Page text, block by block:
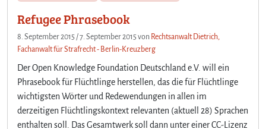
Refugee Phrasebook
8. September 2015 /7. September 2015von Rechtsanwalt Dietrich,
Fachanwalt für Strafrecht - Berlin-Kreuzberg
Der Open Knowledge Foundation Deutschland e.V. will ein
Phrasebook für Flüchtlinge herstellen, das die für Flüchtlinge
wichtigsten Wörter und Redewendungen in allen im
derzeitigen Flüchtlingskontext relevanten (aktuell 28) Sprachen
enthalten soll. Das Gesamtwerk soll dann unter einer CC-Lizenz